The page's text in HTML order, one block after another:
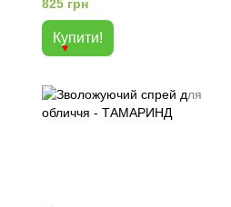
825 грн
Купити!
♥